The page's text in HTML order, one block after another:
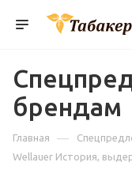
брендам
Главная —
Wellauer История,